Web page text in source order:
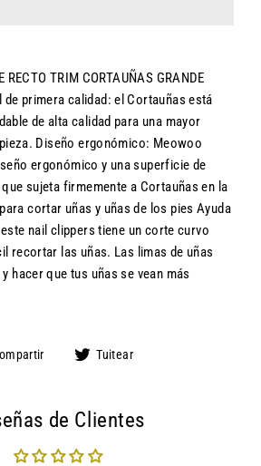
RECTO TRIM CORTAUÑAS GRANDE
de primera calidad: el Cortauñas está
de alta calidad para una mayor
Diseño ergonómico: Meowoo
ergonómico y una superficie de
sujeta firmemente a Cortauñas en la
cortar uñas y uñas de los pies Ayuda
nail clippers tiene un corte curvo
recortar las uñas. Las limas de uñas
hacer que tus uñas se vean más
CompartirTuitear
de Clientes